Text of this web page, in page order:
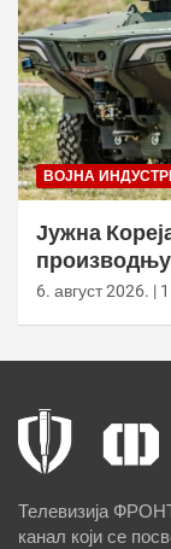
ВОЈНА
Јужна
6. август 2026. |
Телевизија
канал који се